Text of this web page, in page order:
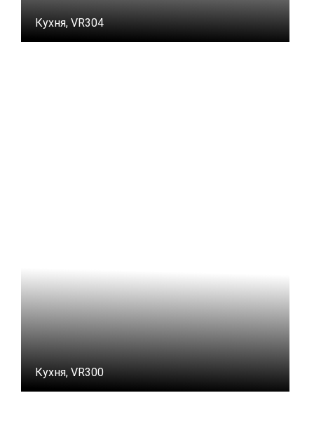
Кухня, VR304
Кухня, VR300